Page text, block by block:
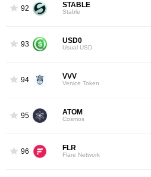
92 STABLE
Stable
93 USD0
Usual USD
94 VVV
Venice Token
95 ATOM
Cosmos
96 FLR
Flare Network